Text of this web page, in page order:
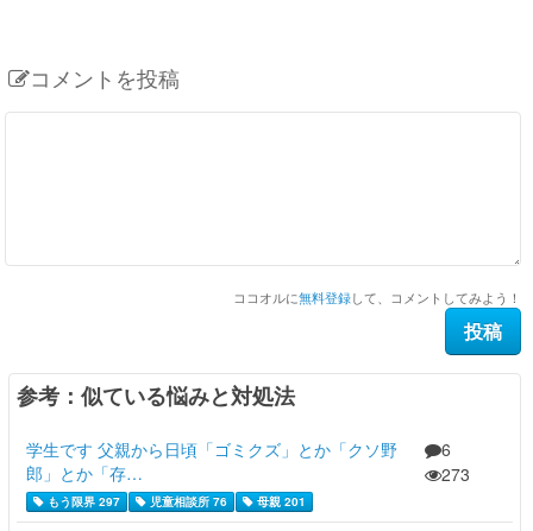
コメントを投稿
ココオルに無料登録して、コメントしてみよう！
参考：似ている悩みと対処法
学生です 父親から日頃「ゴミクズ」とか「クソ野
郎」とか「存…
もう限界 297 児童相談所 76 母親 201
6
273